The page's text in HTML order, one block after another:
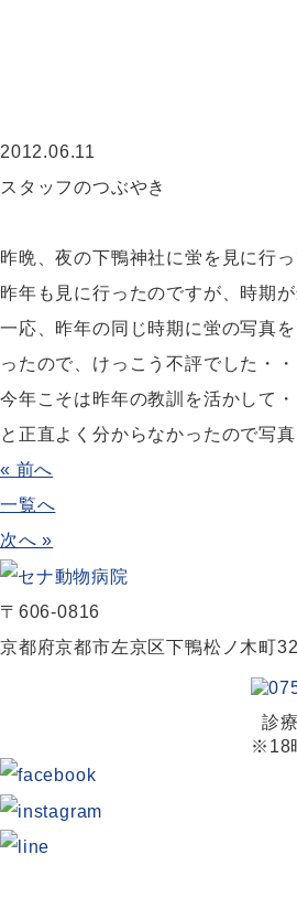
2012.06.11
スタッフのつぶやき
昨晩、夜の下鴨神社に蛍を見に行っ
昨年も見に行ったのですが、時期
一応、昨年の同じ時期に蛍の写真
ったので、けっこう不評でした・・
今年こそは昨年の教訓を活かして
と正直よく分からなかったので写
« 前へ
一覧へ
次へ »
〒606-0816
京都府京都市左京区下鴨松ノ木町32
診
※18